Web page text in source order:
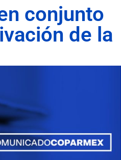
conjunto
de la